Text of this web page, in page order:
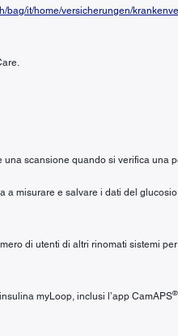
bag/it/home/versicherungen/
scansione quando si verifica una
misurare e salvare i dati del
di utenti di altri rinomati sistemi
myLoop, inclusi l’app CamAPS®